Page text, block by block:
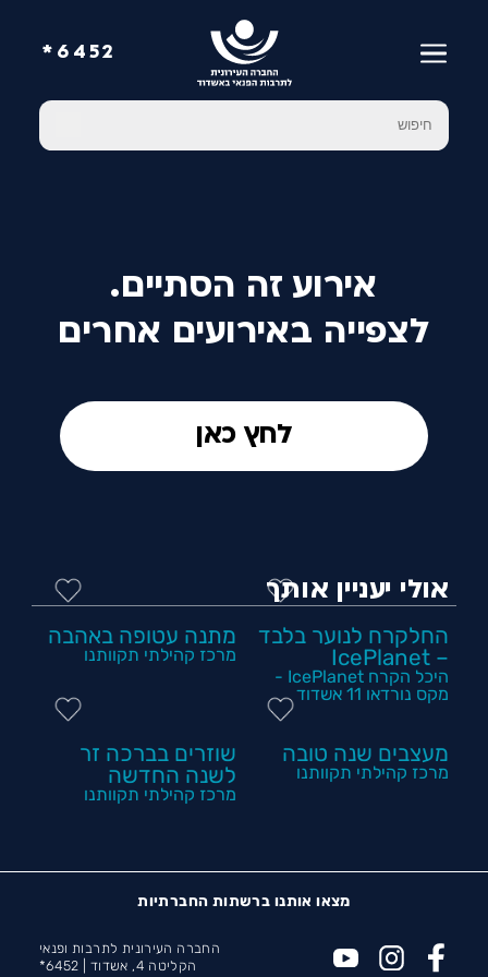
6452*
אירוע זה הסתיים.
לצפייה באירועים אחרים
לחץ כאן
אולי יעניין אותך
החלקרח לנוער בלבד
– IcePlanet
היכל הקרח IcePlanet -
מקס נורדאו 11 אשדוד
מתנה עטופה באהבה
מרכז קהילתי תקוותנו
מעצבים שנה טובה
מרכז קהילתי תקוותנו
שוזרים בברכה זר
לשנה החדשה
מרכז קהילתי תקוותנו
מצאו אותנו ברשתות החברתיות
החברה העירונית לתרבות ופנאי
הקליטה 4, אשדוד |
6452*